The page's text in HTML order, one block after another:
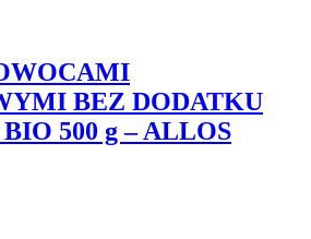
BEZ DODATKU
500 g – ALLOS